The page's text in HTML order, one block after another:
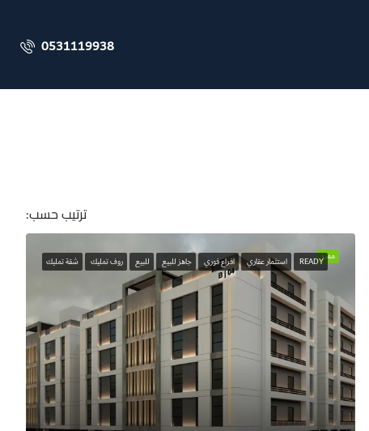
0531119938
ترتيب حسب:
مميزREADY استثمار عقاري افراع فوري جاهز للبيع للبيع روف تمليك شقة تمليك